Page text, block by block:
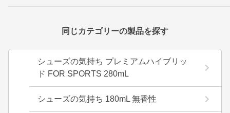
同じカテゴリーの製品を探す
シューズの気持ち プレミアムハイブリッ
ド FOR SPORTS 280mL
シューズの気持ち 180mL 無香性